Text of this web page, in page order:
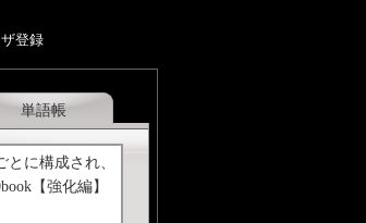
登録
単語帳
に構成され、
【強化編】